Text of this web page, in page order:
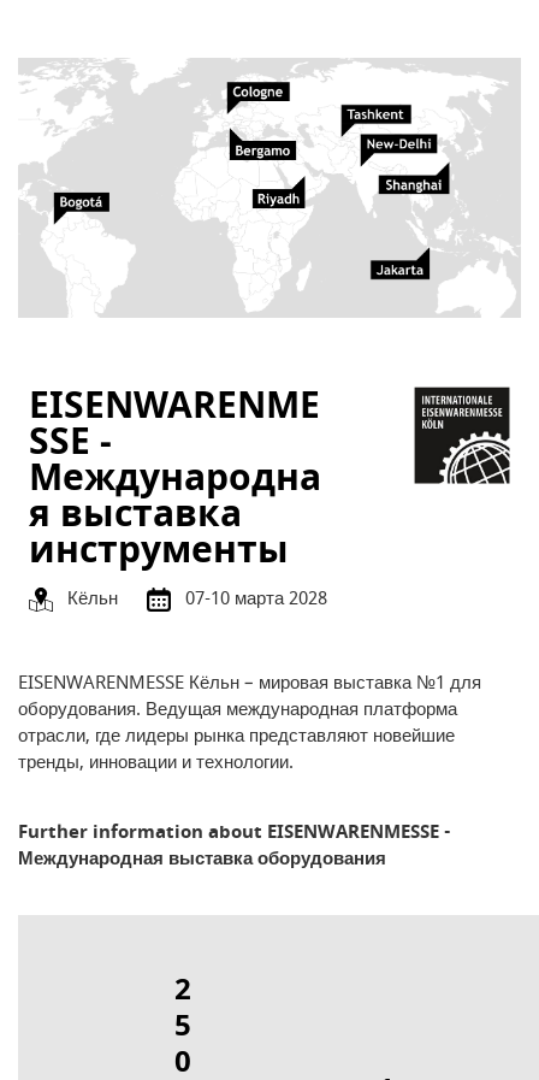
EISENWARENME
SSE -
Международна
я выставка
инструменты
Кёльн 07-10 марта 2028
EISENWARENMESSE Кёльн – мировая выставка №1 для
оборудования. Ведущая международная платформа
отрасли, где лидеры рынка представляют новейшие
тренды, инновации и технологии.
Further information about EISENWARENMESSE -
Международная выставка оборудования
2
5
0